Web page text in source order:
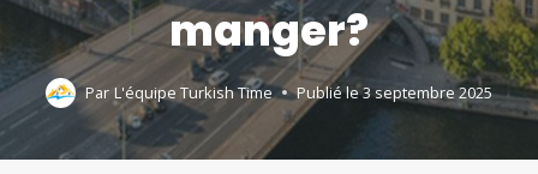
manger?
Par L'équipe Turkish Time Publié le3 septembre 2025